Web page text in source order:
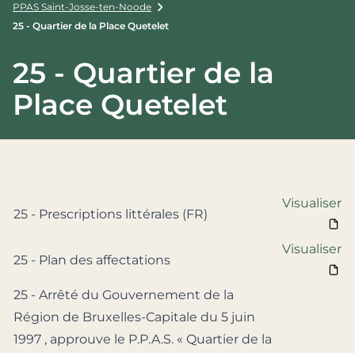
PPAS Saint-Josse-ten-Noode
25 - Quartier de la Place Quetelet
25 - Quartier de la
Place Quetelet
25 - Prescriptions littérales (FR)
Visualiser
25 - Plan des affectations
Visualiser
25 - Arrêté du Gouvernement de la
Région de Bruxelles-Capitale du 5 juin
1997 , approuve le P.P.A.S. « Quartier de la